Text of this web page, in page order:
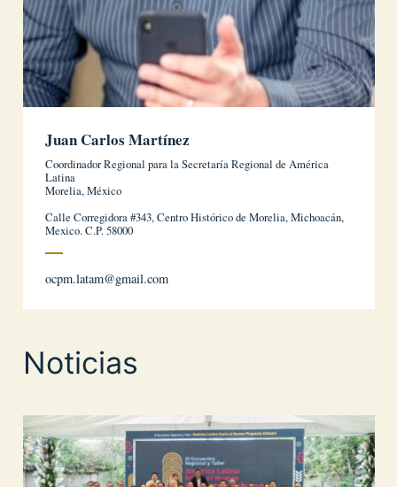
Juan Carlos Martínez
Coordinador Regional para la Secretaría Regional de América
Latina
Morelia, México
Calle Corregidora #343, Centro Histórico de Morelia, Michoacán,
Mexico. C.P. 58000
ocpm.latam@gmail.com
Noticias